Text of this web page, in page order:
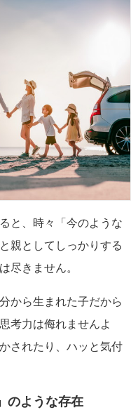
と、時々「今のような
親としてしっかりする
尽きません。
から生まれた子だから
考力は侮れませんよ
されたり、ハッと気付
のような存在